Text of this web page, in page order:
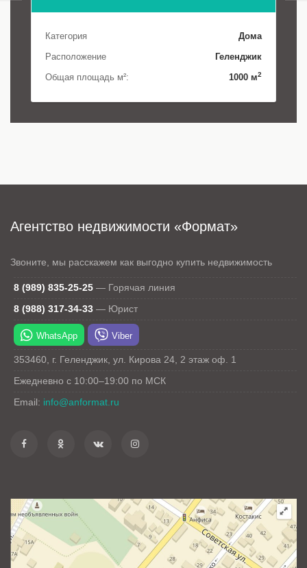
Категория
Дома
Расположение
Геленджик
Общая площадь м²:
1000 м2
Агентство недвижимости «Формат»
Звоните, мы расскажем как выгодно купить недвижимость
8 (989) 835-25-25 — Горячая линия
8 (988) 317-34-33 — Юрист
WhatsApp Viber
353460, г. Геленджик, ул. Кирова 24, 2 этаж оф. 1
Ежедневно с 10:00–19:00 по МСК
Email: info@anformat.ru